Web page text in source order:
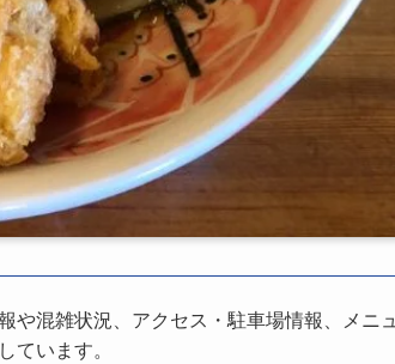
や混雑状況、アクセス・駐車場情報、メニュ
ています。